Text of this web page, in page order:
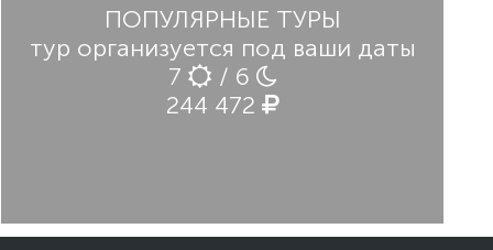
ПОПУЛЯРНЫЕ ТУРЫ
тур организуется под ваши даты
7
/ 6
244 472